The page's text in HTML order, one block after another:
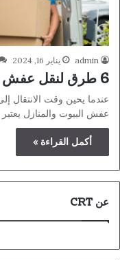
admin يناير 16, 2024
6 طرق لنقل عفش البيوت والمنازل
عفش البيوت والمنازل يعتبر
أكمل القراءة »
عن CRT